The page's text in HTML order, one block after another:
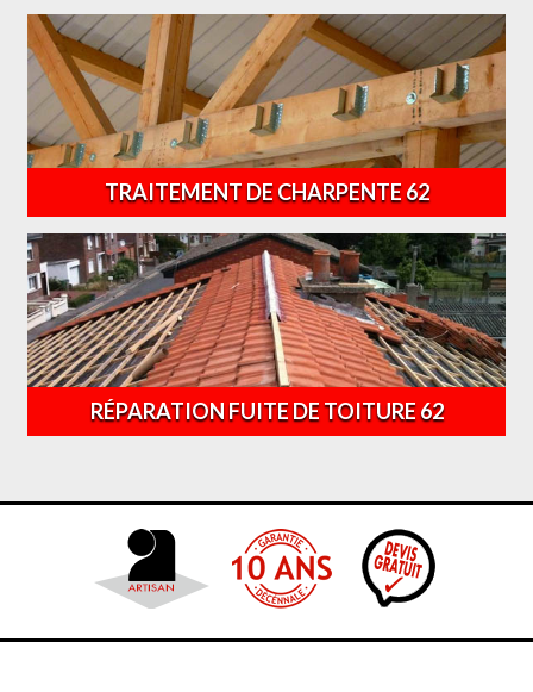
TRAITEMENT DE CHARPENTE 62
RÉPARATION FUITE DE TOITURE 62